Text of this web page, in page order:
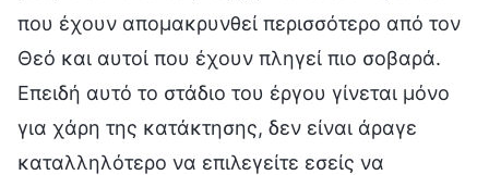
που έχουν απομακρυνθεί περισσότερο από τον
Θεό και αυτοί που έχουν πληγεί πιο σοβαρά.
Επειδή αυτό το στάδιο του έργου γίνεται μόνο
για χάρη της κατάκτησης, δεν είναι άραγε
καταλληλότερο να επιλεγείτε εσείς να